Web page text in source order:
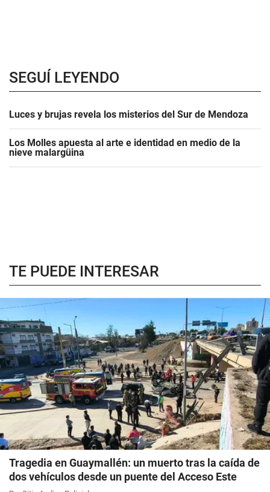
SEGUÍ LEYENDO
Luces y brujas revela los misterios del Sur de Mendoza
Los Molles apuesta al arte e identidad en medio de la
nieve malargüina
TE PUEDE INTERESAR
Tragedia en Guaymallén: un muerto tras la caída de
dos vehículos desde un puente del Acceso Este